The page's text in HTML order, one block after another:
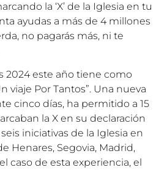
la ‘X’ de la Iglesia en tu
ayudas a más de 4 millones
no pagarás más, ni te
2024 este año tiene como
viaje Por Tantos”. Una nueva
cinco días, ha permitido a 15
la X en su declaración
iniciativas de la Iglesia en
Henares, Segovia, Madrid,
caso de esta experiencia, el